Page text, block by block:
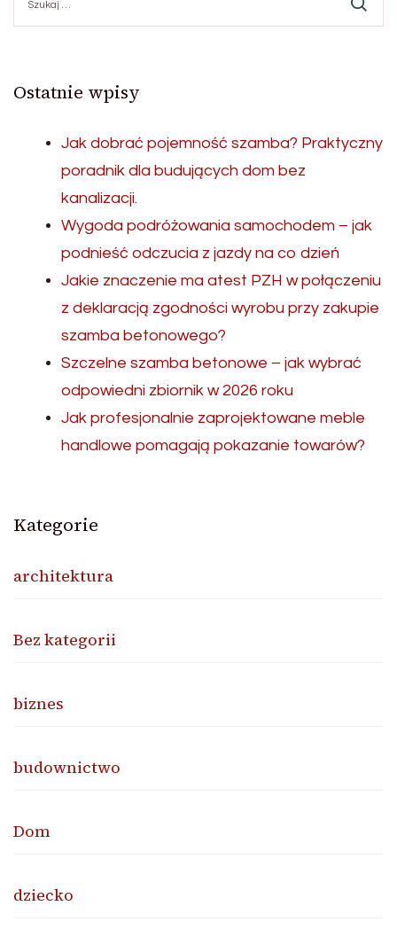
Ostatnie wpisy
Jak dobrać pojemność szamba? Praktyczny
poradnik dla budujących dom bez
kanalizacji.
Wygoda podróżowania samochodem – jak
podnieść odczucia z jazdy na co dzień
Jakie znaczenie ma atest PZH w połączeniu
z deklaracją zgodności wyrobu przy zakupie
szamba betonowego?
Szczelne szamba betonowe – jak wybrać
odpowiedni zbiornik w 2026 roku
Jak profesjonalnie zaprojektowane meble
handlowe pomagają pokazanie towarów?
Kategorie
architektura
Bez kategorii
biznes
budownictwo
Dom
dziecko